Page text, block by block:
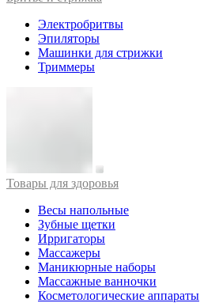
Электробритвы
Эпиляторы
Машинки для стрижки
Триммеры
Товары для здоровья
Весы напольные
Зубные щетки
Ирригаторы
Массажеры
Маникюрные наборы
Массажные ванночки
Косметологические аппараты